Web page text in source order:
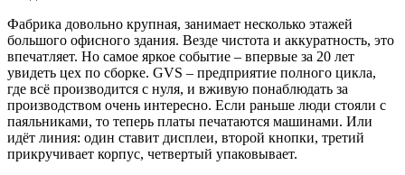
Фабрика довольно крупная, занимает несколько этажей
большого офисного здания. Везде чистота и аккуратность, это
впечатляет. Но самое яркое событие – впервые за 20 лет
увидеть цех по сборке. GVS – предприятие полного цикла,
где всё производится с нуля, и вживую понаблюдать за
производством очень интересно. Если раньше люди стояли с
паяльниками, то теперь платы печатаются машинами. Или
идёт линия: один ставит дисплеи, второй кнопки, третий
прикручивает корпус, четвертый упаковывает.